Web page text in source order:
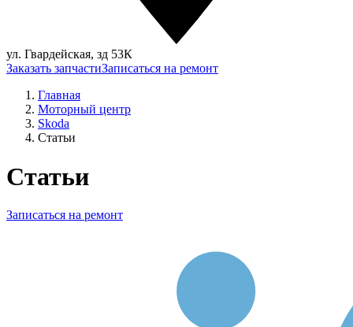
ул. Гвардейская, зд 53К
Заказать запчастиЗаписаться на ремонт
Главная
Моторный центр
Skoda
Статьи
Статьи
Записаться на ремонт